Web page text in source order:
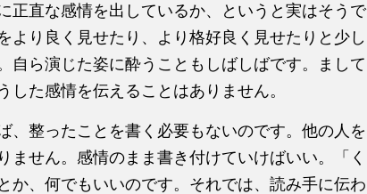
正直な感情を出しているか、というと実はそうで
より良く見せたり、より格好良く見せたりと少し
自ら演じた姿に酔うこともしばしばです。まして
した感情を伝えることはありません。
、整ったことを書く必要もないのです。他の人を
ません。感情のまま書き付けていけばいい。「く
か、何でもいいのです。それでは、読み手に伝わ